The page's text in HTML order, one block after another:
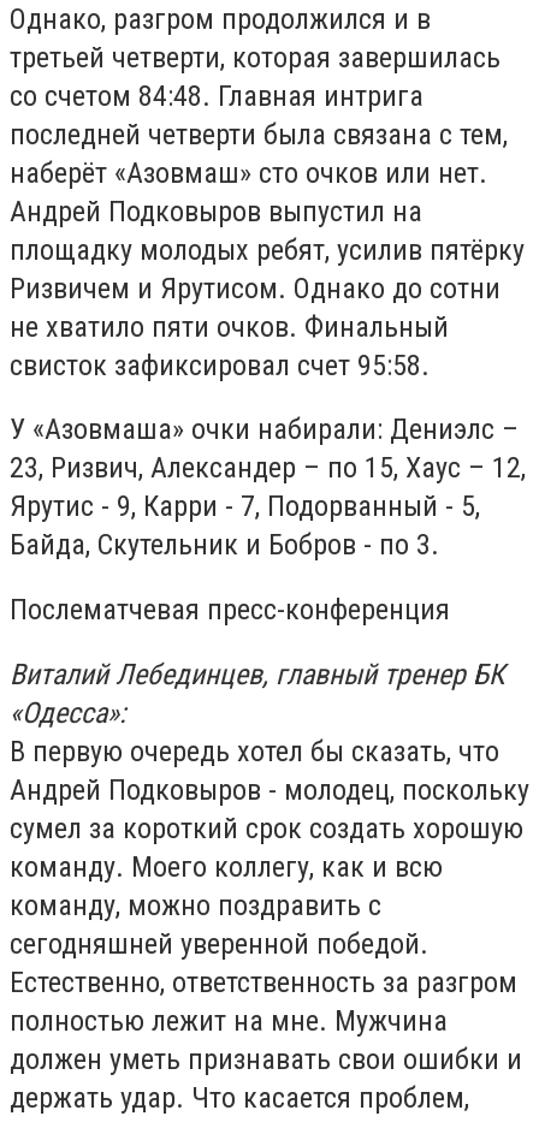
Однако, разгром продолжился и в
третьей четверти, которая завершилась
со счетом 84:48. Главная интрига
последней четверти была связана с тем,
наберёт «Азовмаш» сто очков или нет.
Андрей Подковыров выпустил на
площадку молодых ребят, усилив пятёрку
Ризвичем и Ярутисом. Однако до сотни
не хватило пяти очков. Финальный
свисток зафиксировал счет 95:58.
У «Азовмаша» очки набирали: Дениэлс –
23, Ризвич, Александер – по 15, Хаус – 12,
Ярутис - 9, Карри - 7, Подорванный - 5,
Байда, Скутельник и Бобров - по 3.
Послематчевая пресс-конференция
Виталий Лебединцев, главный тренер БК
«Одесса»:
В первую очередь хотел бы сказать, что
Андрей Подковыров - молодец, поскольку
сумел за короткий срок создать хорошую
команду. Моего коллегу, как и всю
команду, можно поздравить с
сегодняшней уверенной победой.
Естественно, ответственность за разгром
полностью лежит на мне. Мужчина
должен уметь признавать свои ошибки и
держать удар. Что касается проблем,